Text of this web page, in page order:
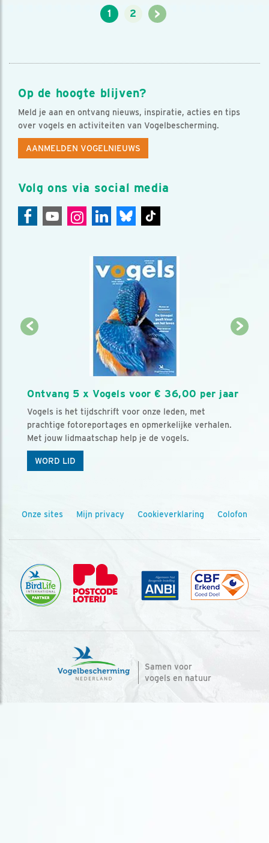
1 2 >
Op de hoogte blijven?
Meld je aan en ontvang nieuws, inspiratie, acties en tips
over vogels en activiteiten van Vogelbescherming.
AANMELDEN VOGELNIEUWS
Volg ons via social media
Ontvang 5 x Vogels voor € 36,00 per jaar
Vogels is het tijdschrift voor onze leden, met
prachtige fotoreportages en opmerkelijke verhalen.
Met jouw lidmaatschap help je de vogels.
WORD LID
Onze sites Mijn privacy Cookieverklaring Colofon
Samen voor
vogels en natuur